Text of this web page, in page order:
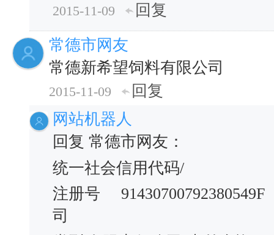
2015-11-09
回复
常德市网友
常德新希望饲料有限公司
2015-11-09
回复
网站机器人
回复 常德市网友：
统一社会信用代码/
注册号
91430700792380549F
司